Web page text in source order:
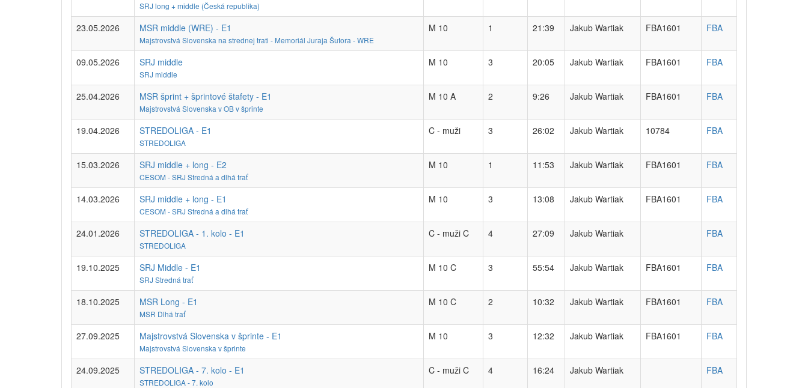
SRJ long + middle (Česká republika)
23.05.2026 MSR middle (WRE) - E1
Majstrovstvá Slovenska na strednej trati - Memoriál Juraja Šutora - WRE
M 10 1 21:39 Jakub Wartiak FBA1601 FBA
09.05.2026 SRJ middle
SRJ middle
M 10 3 20:05 Jakub Wartiak FBA1601 FBA
25.04.2026 MSR šprint + šprintové štafety - E1
Majstrovstvá Slovenska v OB v šprinte
M 10 A 2 9:26 Jakub Wartiak FBA1601 FBA
19.04.2026 STREDOLIGA - E1
STREDOLIGA
C - muži 3 26:02 Jakub Wartiak 10784 FBA
15.03.2026 SRJ middle + long - E2
CESOM - SRJ Stredná a dlhá trať
M 10 1 11:53 Jakub Wartiak FBA1601 FBA
14.03.2026 SRJ middle + long - E1
CESOM - SRJ Stredná a dlhá trať
M 10 3 13:08 Jakub Wartiak FBA1601 FBA
24.01.2026 STREDOLIGA - 1. kolo - E1
STREDOLIGA
C - muži C 4 27:09 Jakub Wartiak FBA
19.10.2025 SRJ Middle - E1
SRJ Stredná trať
M 10 C 3 55:54 Jakub Wartiak FBA1601 FBA
18.10.2025 MSR Long - E1
MSR Dlhá trať
M 10 C 2 10:32 Jakub Wartiak FBA1601 FBA
27.09.2025 Majstrovstvá Slovenska v šprinte - E1
Majstrovstvá Slovenska v šprinte
M 10 3 12:32 Jakub Wartiak FBA1601 FBA
24.09.2025 STREDOLIGA - 7. kolo - E1
STREDOLIGA - 7. kolo
C - muži C 4 16:24 Jakub Wartiak FBA